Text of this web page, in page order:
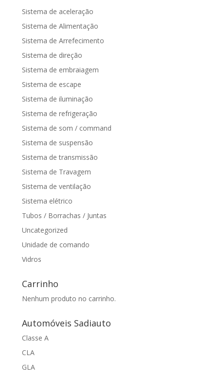
Sistema de aceleração
Sistema de Alimentação
Sistema de Arrefecimento
Sistema de direção
Sistema de embraiagem
Sistema de escape
Sistema de iluminação
Sistema de refrigeração
Sistema de som / command
Sistema de suspensão
Sistema de transmissão
Sistema de Travagem
Sistema de ventilação
Sistema elétrico
Tubos / Borrachas / Juntas
Uncategorized
Unidade de comando
Vidros
Carrinho
Nenhum produto no carrinho.
Automóveis Sadiauto
Classe A
CLA
GLA